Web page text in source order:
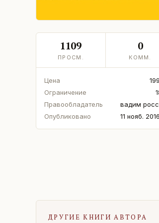
1109
ПРОСМ.
0
КОММ.
Цена
Ограничение
Правообладатель
вадим
Опубликовано
11 нояб.
ДРУГИЕ КНИГИ АВТОРА